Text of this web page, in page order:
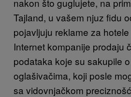
Tajland, u vašem njuz fidu
pojavljuju reklame za
Internet kompanije prodaju
podataka koje su sakupile
oglašivačima, koji posle
sa vidovnjačkom